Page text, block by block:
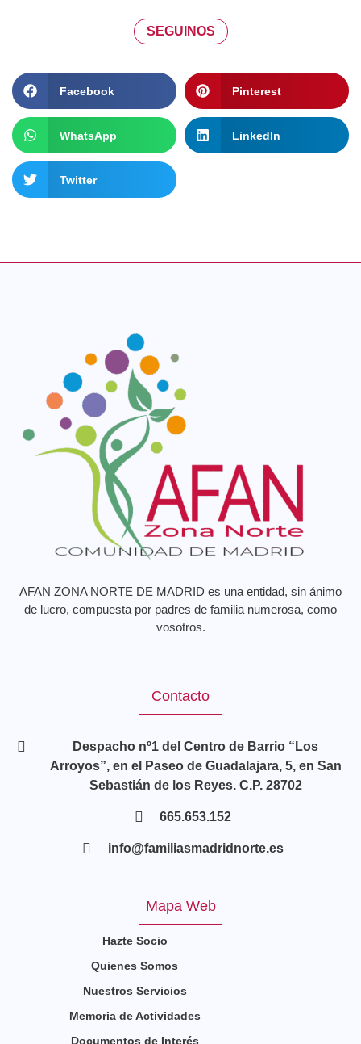
SEGUINOS
Facebook Pinterest
WhatsApp LinkedIn
Twitter
AFAN ZONA NORTE DE MADRID es una entidad, sin ánimo
de lucro, compuesta por padres de familia numerosa, como
vosotros.
Contacto
Despacho nº1 del Centro de Barrio “Los
Arroyos”, en el Paseo de Guadalajara, 5, en San
Sebastián de los Reyes. C.P. 28702
665.653.152
info@familiasmadridnorte.es
Mapa Web
Hazte Socio
Quienes Somos
Nuestros Servicios
Memoria de Actividades
Documentos de Interés